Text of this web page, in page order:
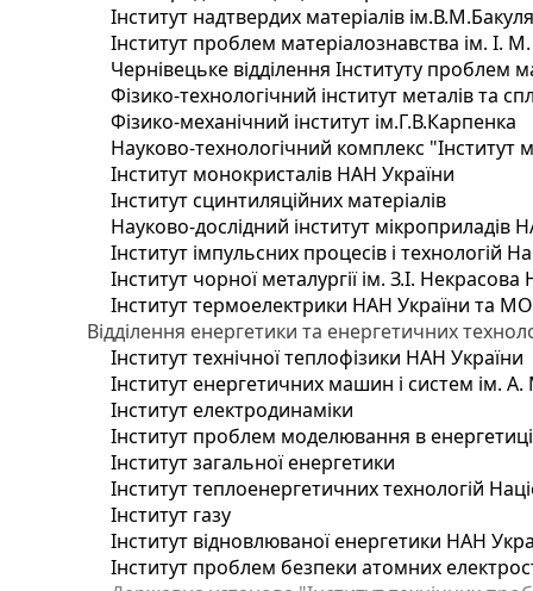
Інститут надтвердих матеріалів
Інститут проблем матеріалознавства ім. І.
Чернівецьке відділення Інституту проблем
Фізико-технологічний інститут металів та
Фізико-механічний інститут ім.Г.В.Карпенка
Науково-технологічний комплекс "Інститут
Інститут монокристалів НАН України
Інститут сцинтиляційних матеріалів
Науково-дослідний інститут мікроприладів
Інститут імпульсних процесів і технологій
Інститут чорної металургії ім. З.І.
Інститут термоелектрики НАН України та
Відділення енергетики та енергетичних
Інститут технічної теплофізики НАН України
Інститут енергетичних машин і систем ім.
Інститут електродинаміки
Інститут проблем моделювання в
Інститут загальної енергетики
Інститут теплоенергетичних технологій
Інститут газу
Інститут відновлюваної енергетики НАН
Інститут проблем безпеки атомних